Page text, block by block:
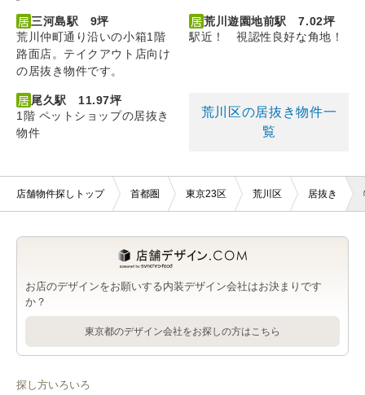
三河島駅 9坪
荒川仲町通り沿いの小箱1階
路面店。テイクアウト店向け
の居抜き物件です。
荒川遊園地前駅 7.02坪
駅近！ 視認性良好な角地！
尾久駅 11.97坪
1階 ペットショップの居抜き
物件
荒川区の居抜き物件一
覧
店舗物件探しトップ 首都圏 東京23区 荒川区 居抜き
お店のデザインをお願いする内装デザイン会社はお決まりです
か？
東京都のデザイン会社をお探しの方はこちら
探し方いろいろ